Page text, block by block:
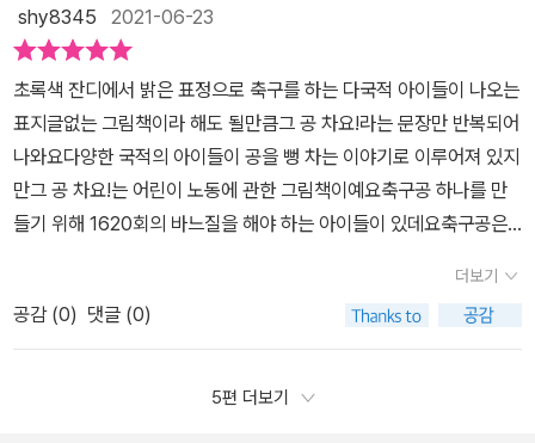
적 견해에 의해 작성하였슴
요! 그림책을 읽으면서전 세계 많은 아이들이 학교를 가지 않고친구
들과 놀지도 못하고 힘들게 일을 하고 있다고 그렇지만 버는 돈은 하
루에 고작 일이천 원뿐이라고요.​아이는 아이답게 아동의 권리를 누릴
자유가 있는데그림책으로 아동노동착취의 현장을 보게 되니 가슴이
아팠습니다.​아이와도 다른 나라 아이들이 일하지 않고 놀고 공부하기
위해선우리가 어떻게 도와야 할지 곰곰이 생각해 보게 되었고요.​
​​그 공 차요!는 모든
아이가 아이답게 밝게 자라나길 바라는 박규빈 작가의 마음을 담아굿
네이버스의 ‘아동 노동 근절’을 위한 캠페인에 동참하고자 도서 판매
일터로 나가는 아이에게다 같이 공을 함께 찰 수 있도록 힘이 되어야
shy8345 2021-06-23
초록색 잔디에서 밝은 표정으로 축구를 하는 다국적 아이들이 나오는
표지글없는 그림책이라 해도 될만큼그 공 차요!라는 문장만 반복되어
나와요다양한 국적의 아이들이 공을 뻥 차는 이야기로 이루어져 있지
만그 공 차요!는 어린이 노동에 관한 그림책이예요축구공 하나를 만
들기 위해 1620회의 바느질을 해야 하는 아이들이 있데요축구공은
급으로 여겨져 5살짜리 아이들부터 시작해 많은 아이들이 11시간 이
상 바느질을 해서 축구공을 만든다고 해요그렇게 고된 노력을 하고
축구공 하나를 완성하고 받는 돈은 고작 100원정도라도 해요이 내용
을 읽는데 너무 가슴이 아팠어요지금은 축구협회에 알려져서 14세
더보기
공감 (0) 댓글 (0)
5편 더보기